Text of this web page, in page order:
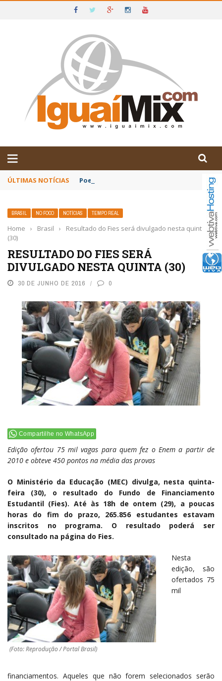
IGUAÍ E SUDOESTE DA BAHIA
ÚLTIMAS NOTÍCIAS Poetas baianos representam o Brasil no
BRASIL NO FOCO NOTÍCIAS TEMPO REAL
Home › Brasil ›
Resultado do Fies será divulgado nesta quinta
(30)
RESULTADO DO FIES SERÁ
DIVULGADO NESTA QUINTA (30)
30 DE JUNHO DE 2016 0
Compartilhe no WhatsApp
Edição ofertou 75 mil vagas para quem fez o Enem a partir de
2010 e obteve 450 pontos na média das provas
O Ministério da Educação (MEC) divulga, nesta quinta-
feira (30), o resultado do Fundo de Financiamento
Estudantil (Fies). Até às 18h de ontem (29), a poucas
horas do fim do prazo, 265.856 estudantes estavam
inscritos no programa. O resultado poderá ser
consultado na página do Fies.
(Foto: Reprodução / Portal Brasil)
Nesta
edição, são
ofertados 75
mil
financiamentos. Aqueles que não forem selecionados serão